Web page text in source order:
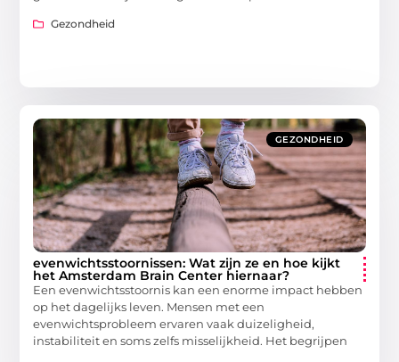
Gezondheid
GEZONDHEID
evenwichtsstoornissen: Wat zijn ze en hoe kijkt
het Amsterdam Brain Center hiernaar?
Een evenwichtsstoornis kan een enorme impact hebben
op het dagelijks leven. Mensen met een
evenwichtsprobleem ervaren vaak duizeligheid,
instabiliteit en soms zelfs misselijkheid. Het begrijpen